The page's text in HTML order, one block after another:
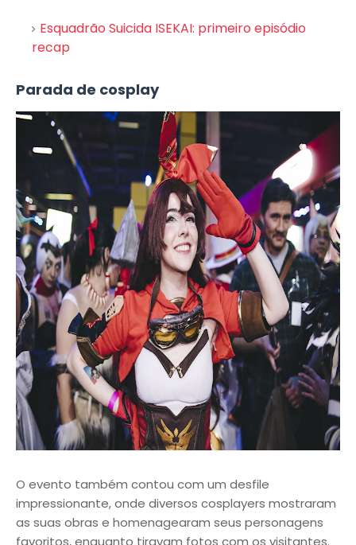
Esquadrão Suicida ISEKAI: primeiro episódio
recap
Parada de cosplay
O evento também contou com um desfile
impressionante, onde diversos cosplayers mostraram
as suas obras e homenagearam seus personagens
favoritos, enquanto tiravam fotos com os visitantes.